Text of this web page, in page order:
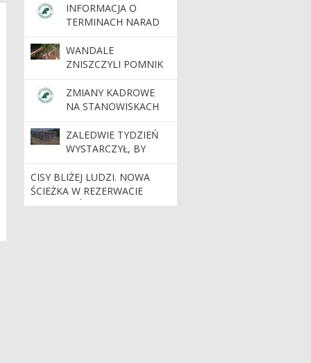
INFORMACJA O
TERMINACH NARAD
PROJEKTU PLANU
WANDALE
ZNISZCZYLI POMNIK
PRZYRODY „JASKINIA
BAJKA”
ZMIANY KADROWE
NA STANOWISKACH
KIEROWNICZYCH
ZALEDWIE TYDZIEŃ
WYSTARCZYŁ, BY
POWSTAŁA BRYŁA
NOWEJ SIEDZIBY
NADLEŚNICTWA
DOBRZEJEWICE
CISY BLIŻEJ LUDZI. NOWA
ŚCIEŻKA W REZERWACIE
JELENIA GÓRA